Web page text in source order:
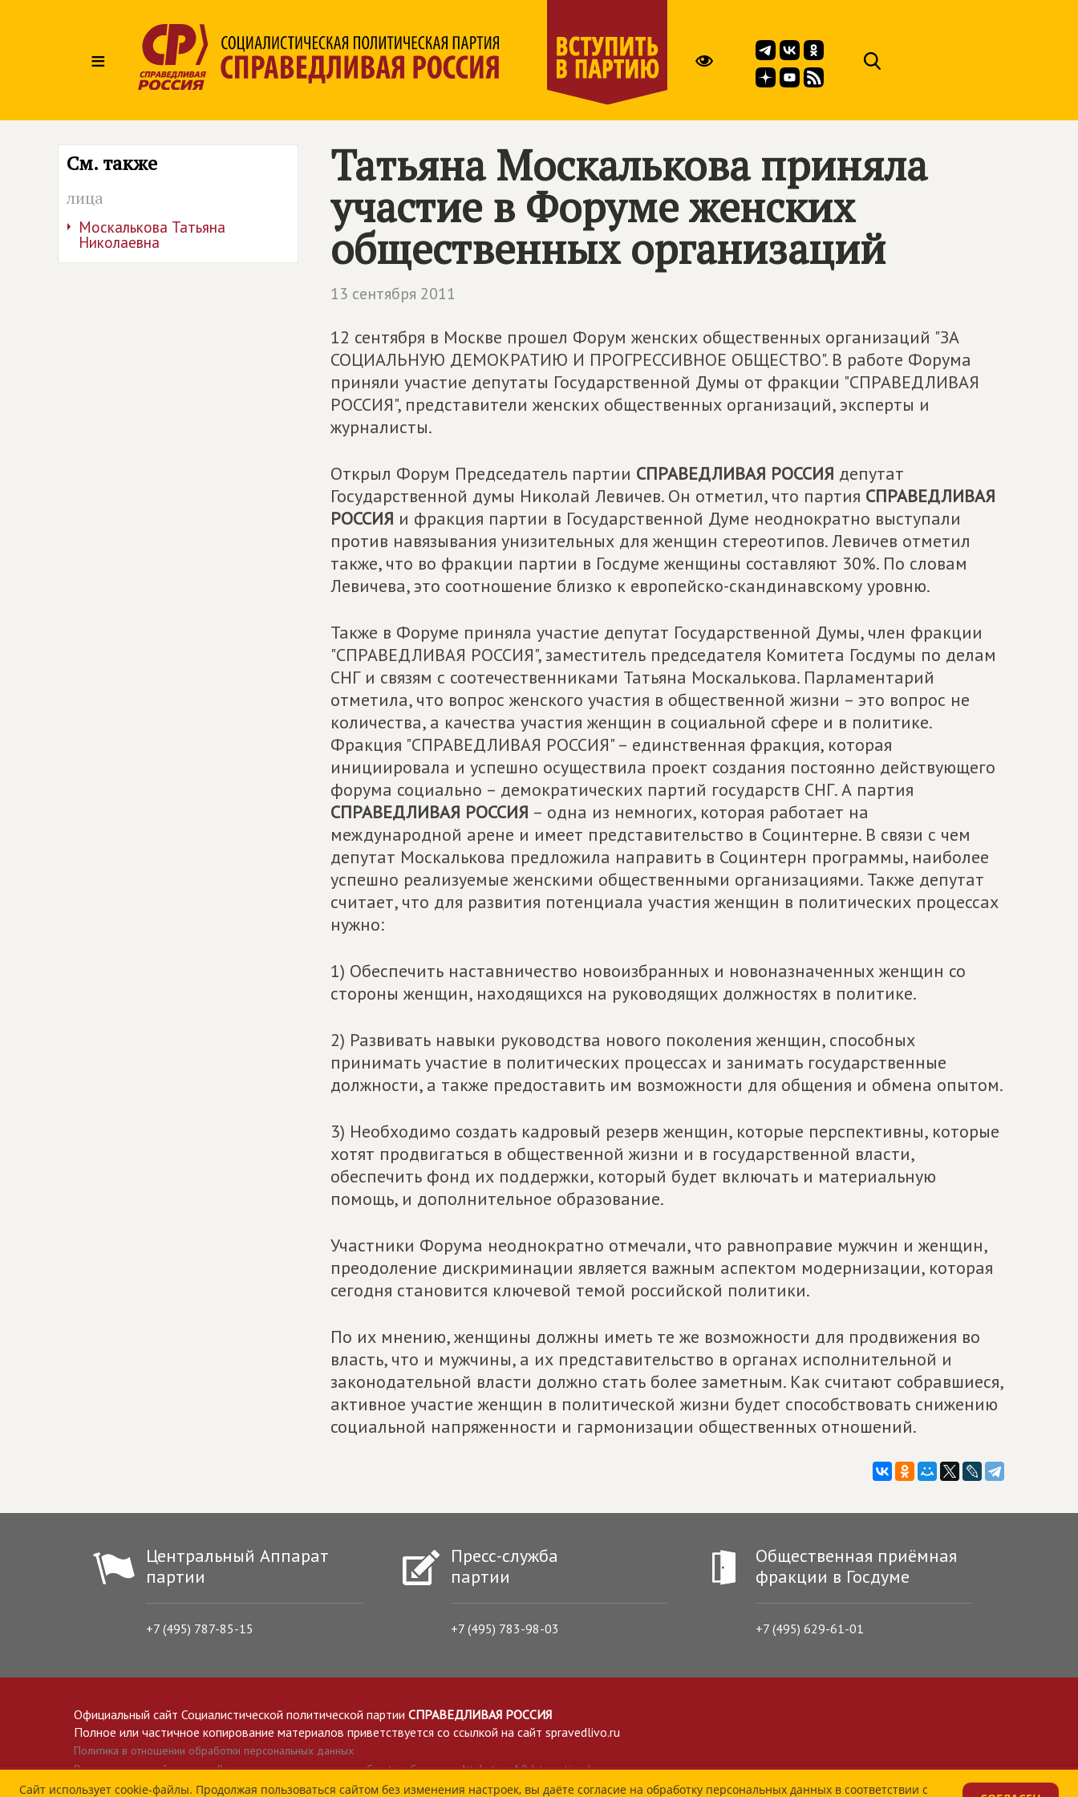
≡
См. также
лица
Москалькова Татьяна
Николаевна
Татьяна Москалькова приняла
участие в Форуме женских
общественных организаций
13 сентября 2011
12 сентября в Москве прошел Форум женских общественных организаций "ЗА
СОЦИАЛЬНУЮ ДЕМОКРАТИЮ И ПРОГРЕССИВНОЕ ОБЩЕСТВО". В работе Форума
приняли участие депутаты Государственной Думы от фракции "СПРАВЕДЛИВАЯ
РОССИЯ", представители женских общественных организаций, эксперты и
журналисты.
Открыл Форум Председатель партии СПРАВЕДЛИВАЯ РОССИЯ депутат
Государственной думы Николай Левичев. Он отметил, что партия СПРАВЕДЛИВАЯ
РОССИЯ и фракция партии в Государственной Думе неоднократно выступали
против навязывания унизительных для женщин стереотипов. Левичев отметил
также, что во фракции партии в Госдуме женщины составляют 30%. По словам
Левичева, это соотношение близко к европейско-скандинавскому уровню.
Также в Форуме приняла участие депутат Государственной Думы, член фракции
"СПРАВЕДЛИВАЯ РОССИЯ", заместитель председателя Комитета Госдумы по делам
СНГ и связям с соотечественниками Татьяна Москалькова. Парламентарий
отметила, что вопрос женского участия в общественной жизни – это вопрос не
количества, а качества участия женщин в социальной сфере и в политике.
Фракция "СПРАВЕДЛИВАЯ РОССИЯ" – единственная фракция, которая
инициировала и успешно осуществила проект создания постоянно действующего
форума социально – демократических партий государств СНГ. А партия
СПРАВЕДЛИВАЯ РОССИЯ – одна из немногих, которая работает на
международной арене и имеет представительство в Социнтерне. В связи с чем
депутат Москалькова предложила направить в Социнтерн программы, наиболее
успешно реализуемые женскими общественными организациями. Также депутат
считает, что для развития потенциала участия женщин в политических процессах
нужно:
1) Обеспечить наставничество новоизбранных и новоназначенных женщин со
стороны женщин, находящихся на руководящих должностях в политике.
2) Развивать навыки руководства нового поколения женщин, способных
принимать участие в политических процессах и занимать государственные
должности, а также предоставить им возможности для общения и обмена опытом.
3) Необходимо создать кадровый резерв женщин, которые перспективны, которые
хотят продвигаться в общественной жизни и в государственной власти,
обеспечить фонд их поддержки, который будет включать и материальную
помощь, и дополнительное образование.
Участники Форума неоднократно отмечали, что равноправие мужчин и женщин,
преодоление дискриминации является важным аспектом модернизации, которая
сегодня становится ключевой темой российской политики.
По их мнению, женщины должны иметь те же возможности для продвижения во
власть, что и мужчины, а их представительство в органах исполнительной и
законодательной власти должно стать более заметным. Как считают собравшиеся,
активное участие женщин в политической жизни будет способствовать снижению
социальной напряженности и гармонизации общественных отношений.
Центральный Аппарат
партии
+7 (495) 787-85-15
Пресс-служба
партии
+7 (495) 783-98-03
Общественная приёмная
фракции в Госдуме
+7 (495) 629-61-01
Официальный сайт Социалистической политической партии СПРАВЕДЛИВАЯ РОССИЯ
Полное или частичное копирование материалов приветствуется со ссылкой на сайт spravedlivo.ru
Политика в отношении обработки персональных данных
Все материалы сайта spravedlivo.ru доступны по лицензии Creative Commons Attribution 4.0 International
Сайт использует cookie-файлы. Продолжая пользоваться сайтом без изменения настроек, вы даёте согласие на обработку персональных данных в соответствии с